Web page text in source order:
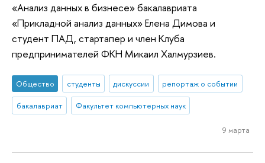
«Анализ данных в бизнесе» бакалавриата
«Прикладной анализ данных» Елена Димова и
студент ПАД, стартапер и член Клуба
предпринимателей ФКН Микаил Халмурзиев.
Общество студенты дискуссии репортаж о событии
бакалавриат Факультет компьютерных наук
9 марта